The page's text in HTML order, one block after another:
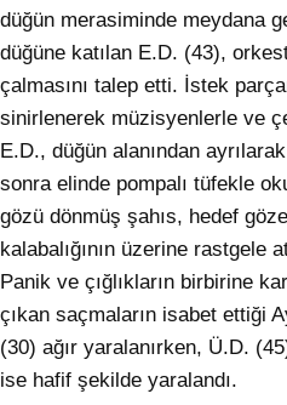
düğün merasiminde meydana
düğüne katılan E.D. (43),
çalmasını talep etti. İstek
sinirlenerek müzisyenlerle ve
E.D., düğün alanından
sonra elinde pompalı tüfekle
gözü dönmüş şahıs, hedef
kalabalığının üzerine rastgele
Panik ve çığlıkların birbirine
çıkan saçmaların isabet ettiği
(30) ağır yaralanırken, Ü.D.
ise hafif şekilde yaralandı.